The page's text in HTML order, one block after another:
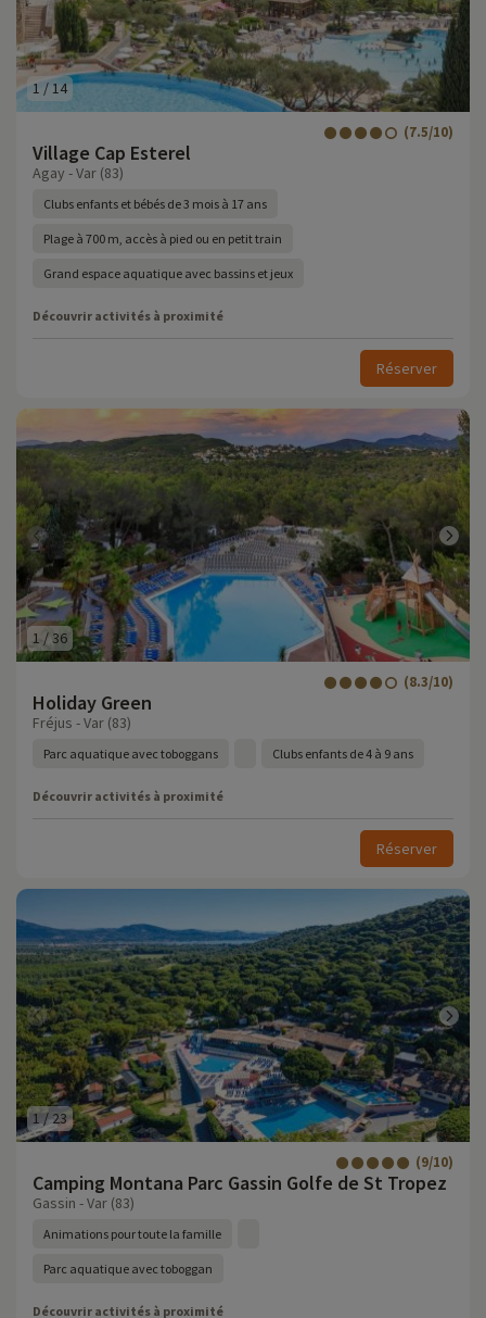
1 /14
Village Cap Esterel
(7.5/10)
Agay - Var (83)
Clubs enfants et bébés de 3 mois à 17 ans
Plage à 700 m, accès à pied ou en petit train
Grand espace aquatique avec bassins et jeux
Découvrir activités à proximité
Réserver
1 /36
Holiday Green
(8.3/10)
Fréjus - Var (83)
Parc aquatique avec toboggans Clubs enfants de 4 à 9 ans
Découvrir activités à proximité
Réserver
1 /23
Camping Montana Parc Gassin Golfe de St Tropez
(9/10)
Gassin - Var (83)
Animations pour toute la famille
Parc aquatique avec toboggan
Découvrir activités à proximité